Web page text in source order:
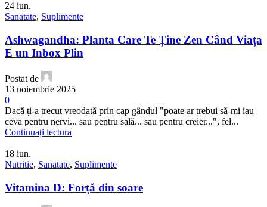
24 iun.
Sanatate, Suplimente
Ashwagandha: Planta Care Te Ține Zen Când Viața
E un Inbox Plin
Postat de
13 noiembrie 2025
0
Dacă ți-a trecut vreodată prin cap gândul "poate ar trebui să-mi iau
ceva pentru nervi... sau pentru sală... sau pentru creier...", fel...
Continuați lectura
18 iun.
Nutritie, Sanatate, Suplimente
Vitamina D: Forță din soare